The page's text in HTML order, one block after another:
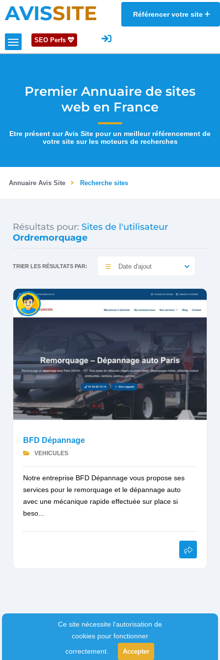
AVISSITE Référencer votre site
SEO Perfs
Premier Annuaire de sites
web en France
Etre présent sur Avis Site pour un meilleur référencement de
votre site sur les moteurs de recherches
Annuaire Avis Site Recherche sites
Résultats pour: Sites de l'utilisateur
Ordremorquage
TRIER LES RÉSULTATS PAR: Date d'ajout
BFD Dépannage
VEHICULES
Notre entreprise BFD Dépannage vous propose ses
services pour le remorquage et le dépannage auto
avec une mécanique rapide effectuée sur place si
beso...
Ce site nécessite l'autorisation de
cookies pour fonctionner
correctement.
Accepter